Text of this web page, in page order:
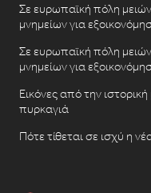
Σε ευρωπαϊκή πόλη
μνημείων για
Σε ευρωπαϊκή πόλη
μνημείων για
Εικόνες από την
πυρκαγιά
Πότε τίθεται σε ισχύ η